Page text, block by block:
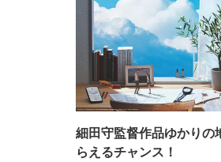
細田守監督作品ゆかりの
らえるチャンス！